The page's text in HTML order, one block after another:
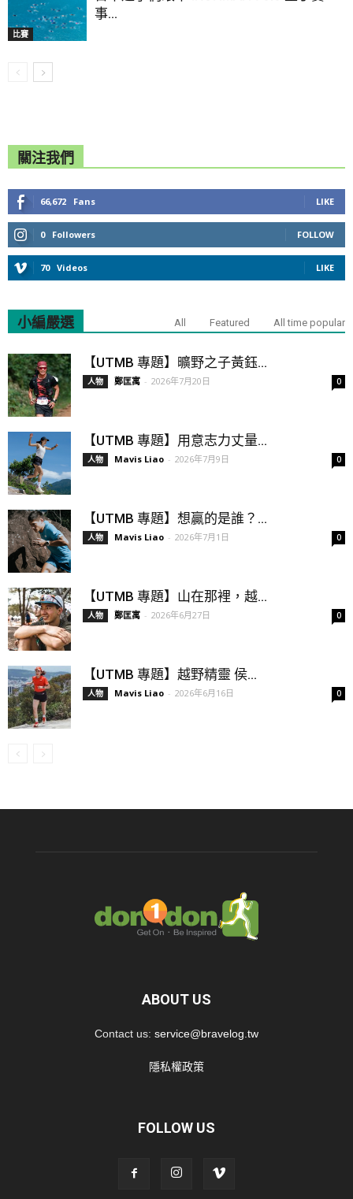
比賽
事...
關注我們
66,672 Fans LIKE
0 Followers FOLLOW
70 Videos LIKE
小編嚴選 All Featured All time popular
【UTMB 專題】曠野之子黃鈺...
人物 鄭匡寓 - 2026年7月20日 0
【UTMB 專題】用意志力丈量...
人物 Mavis Liao - 2026年7月9日 0
【UTMB 專題】想贏的是誰？...
人物 Mavis Liao - 2026年7月1日 0
【UTMB 專題】山在那裡，越...
人物 鄭匡寓 - 2026年6月27日 0
【UTMB 專題】越野精靈 侯...
人物 Mavis Liao - 2026年6月16日 0
ABOUT US
Contact us: service@bravelog.tw
隱私權政策
FOLLOW US